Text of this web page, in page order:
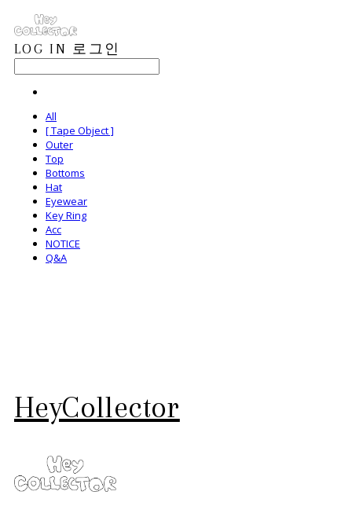
LOG IN 로그인
All
[ Tape Object ]
Outer
Top
Bottoms
Hat
Eyewear
Key Ring
Acc
NOTICE
Q&A
HeyCollector